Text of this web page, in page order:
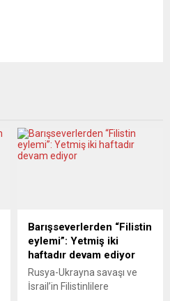
Barışseverlerden “Filistin
eylemi”: Yetmiş iki
haftadır devam ediyor
Rusya-Ukrayna savaşı ve
İsrail’in Filistinlilere